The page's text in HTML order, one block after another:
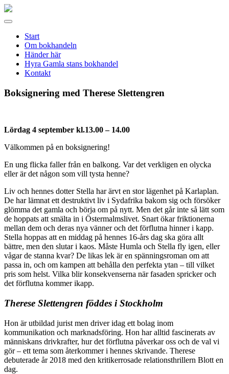
Gamla
Meny
Start
Om bokhandeln
Händer här
Hyra Gamla stans bokhandel
Kontakt
Boksignering med Therese Slettengren
Lördag 4 september kl.13.00 – 14.00
Välkommen på en boksignering!
En ung flicka faller från en balkong. Var det verkligen en olycka
eller är det någon som vill tysta henne?
Liv och hennes dotter Stella har ärvt en stor lägenhet på Karlaplan.
De har lämnat ett destruktivt liv i Sydafrika bakom sig och försöker
glömma det gamla och börja om på nytt. Men det går inte så lätt som
de hoppats att smälta in i Östermalmslivet. Snart ökar friktionerna
mellan dem och deras nya vänner och det förflutna hinner i kapp.
Stella hoppas att en middag på hennes 16-års dag ska göra allt
bättre, men den slutar i kaos. Måste Humla och Stella fly igen, eller
vågar de stanna kvar? De likas lek är en spänningsroman om att
passa in, och om kampen att behålla den perfekta ytan – till vilket
pris som helst. Vilka blir konsekvenserna när fasaden spricker och
det förflutna kommer ikapp.
Therese Slettengren föddes i Stockholm
Hon är utbildad jurist men driver idag ett bolag inom
kommunikation och marknadsföring. Hon har alltid fascinerats av
människans drivkrafter, hur det förflutna påverkar oss och de val vi
gör – ett tema som återkommer i hennes skrivande. Therese
debuterade år 2018 med den kritikerrosade relationsthrillern Blott en
dag.